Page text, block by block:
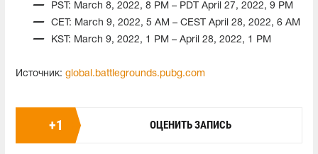
PST: March 8, 2022, 8 PM – PDT April 27, 2022, 9 PM
CET: March 9, 2022, 5 AM – CEST April 28, 2022, 6 AM
KST: March 9, 2022, 1 PM – April 28, 2022, 1 PM
Источник: global.battlegrounds.pubg.com
+1 ОЦЕНИТЬ ЗАПИСЬ